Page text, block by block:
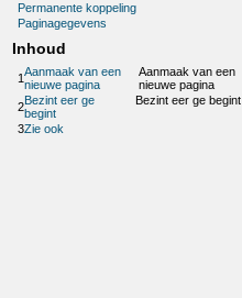
Permanente koppeling
Paginagegevens
Inhoud
1Aanmaak van een
nieuwe pagina
Aanmaak van een
nieuwe pagina
2Bezint eer ge
begint
Bezint eer ge begint
3Zie ook